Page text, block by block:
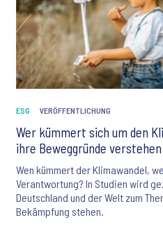
ESG VERÖFFENTLICHUNG
Wer kümmert sich um den
ihre Beweggründe verstehen
Wen kümmert der Klimawandel, wer sieht wen in der
Verantwortung? In Studien wird
Deutschland und der Welt zum
Bekämpfung stehen.